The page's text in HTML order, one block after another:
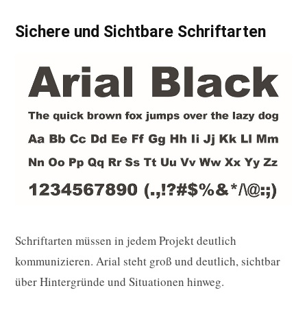
Sichere und Sichtbare Schriftarten
Schriftarten müssen in jedem Projekt deutlich
kommunizieren. Arial steht groß und deutlich, sichtbar
über Hintergründe und Situationen hinweg.